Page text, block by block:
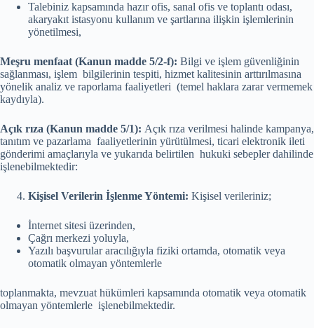
Talebiniz kapsamında hazır ofis, sanal ofis ve toplantı odası,
akaryakıt istasyonu kullanım ve şartlarına ilişkin işlemlerinin
yönetilmesi,
Meşru menfaat (Kanun madde 5/2-f): Bilgi ve işlem güvenliğinin
sağlanması, işlem bilgilerinin tespiti, hizmet kalitesinin arttırılmasına
yönelik analiz ve raporlama faaliyetleri (temel haklara zarar vermemek
kaydıyla).
Açık rıza (Kanun madde 5/1): Açık rıza verilmesi halinde kampanya,
tanıtım ve pazarlama faaliyetlerinin yürütülmesi, ticari elektronik ileti
gönderimi amaçlarıyla ve yukarıda belirtilen hukuki sebepler dahilinde
işlenebilmektedir:
Kişisel Verilerin İşlenme Yöntemi: Kişisel verileriniz;
İnternet sitesi üzerinden,
Çağrı merkezi yoluyla,
Yazılı başvurular aracılığıyla fiziki ortamda, otomatik veya
otomatik olmayan yöntemlerle
toplanmakta, mevzuat hükümleri kapsamında otomatik veya otomatik
olmayan yöntemlerle işlenebilmektedir.